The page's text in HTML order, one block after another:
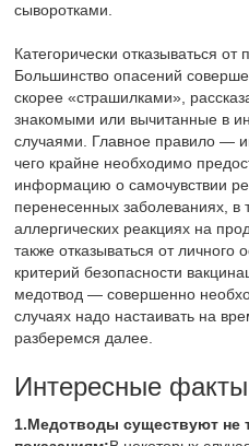
сыворотками.
Категорически отказываться от
Большинство опасений
скорее «страшилками»,
знакомыми или вычитанные в
случаями. Главное правило —
чего крайне необходимо
информацию о самочувствии
перенесенных заболеваниях, в
аллергических реакциях на
также отказываться от личного
критерий безопасности
медотвод — совершенно
случаях надо настаивать на
разберемся далее.
Интересные факты
1.Медотводы существуют не